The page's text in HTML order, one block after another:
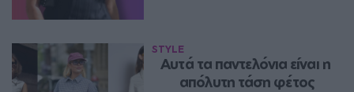
STYLE
Aυτά τα παντελόνια είναι η
απόλυτη τάση φέτος